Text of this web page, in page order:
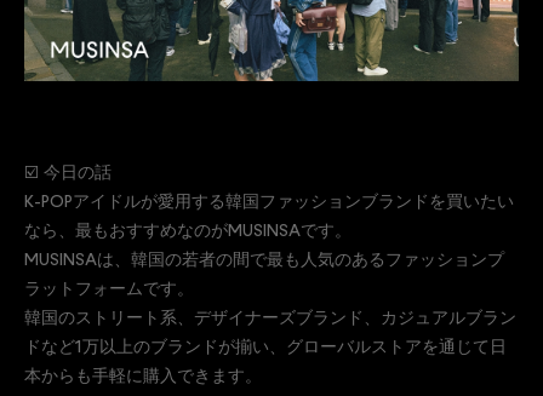
☑️ 今日の話
K-POPアイドルが愛用する韓国ファッションブランドを買いたい
なら、最もおすすめなのがMUSINSAです。
MUSINSAは、韓国の若者の間で最も人気のあるファッションプ
ラットフォームです。
韓国のストリート系、デザイナーズブランド、カジュアルブラン
ドなど1万以上のブランドが揃い、グローバルストアを通じて日
本からも手軽に購入できます。